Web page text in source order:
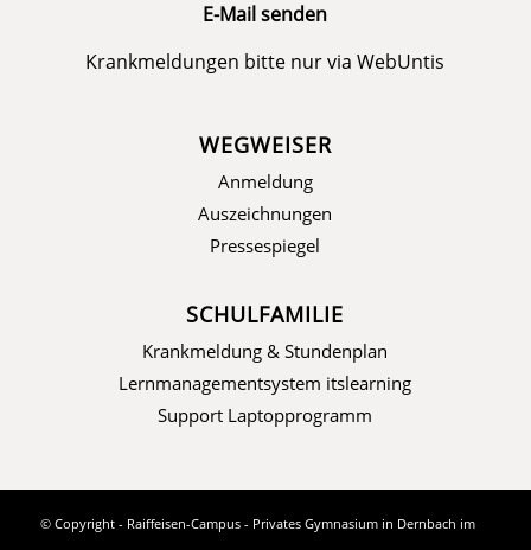
E-Mail senden
Krankmeldungen bitte nur viaWebUntis
WEGWEISER
Anmeldung
Auszeichnungen
Pressespiegel
SCHULFAMILIE
Krankmeldung & Stundenplan
Lernmanagementsystem itslearning
Support Laptopprogramm
© Copyright - Raiffeisen-Campus - Privates Gymnasium in Dernbach im